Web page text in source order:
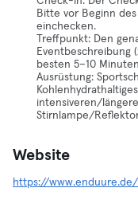
Bitte vor Beginn
einchecken.
Treffpunkt: Den
Eventbeschreibung
besten 5–10
Ausrüstung:
intensiveren/
Stirnlampe/
Website
https://www.enduure.de/